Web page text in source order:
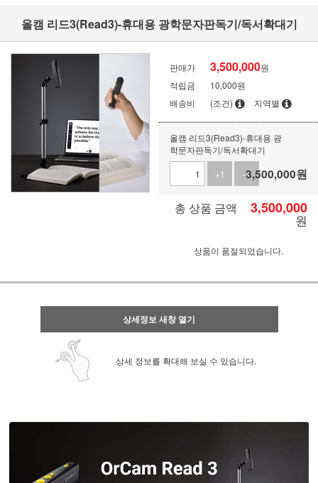
올캠 리드3(Read3)-휴대용 광학문자판독기/독서확대기
판매가 3,500,000원
적립금
10,000원
배송비
(조건) 지역별
올캠 리드3(Read3)-휴대용 광
학문자판독기/독서확대기
+1
-13,500,000원
총 상품 금액 3,500,000
원
상품이 품절되었습니다.
상세정보 새창 열기
상세 정보를 확대해 보실 수 있습니다.